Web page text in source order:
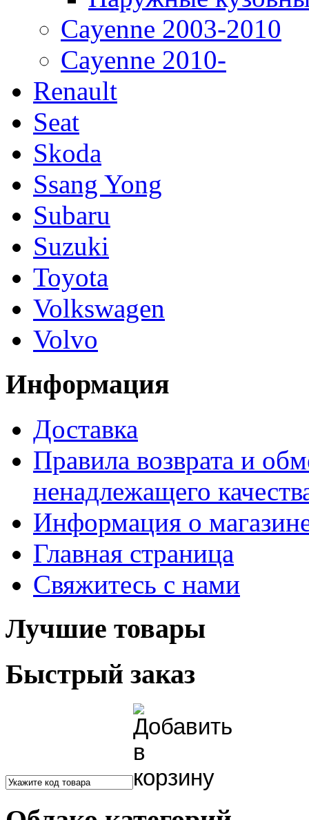
Cayenne 2003-2010
Cayenne 2010-
Renault
Seat
Skoda
Ssang Yong
Subaru
Suzuki
Toyota
Volkswagen
Volvo
Информация
Доставка
Правила возврата и
ненадлежащего
Информация о
Главная страница
Свяжитесь с нами
Лучшие товары
Быстрый заказ